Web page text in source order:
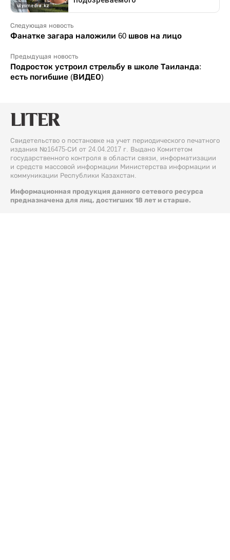
Следующая новость
Фанатке загара наложили 60 швов на лицо
Предыдущая новость
Подросток устроил стрельбу в школе Таиланда:
есть погибшие (ВИДЕО)
Свидетельство о постановке на учет периодического печатного
издания №16475-СИ от 24.04.2017 г. Выдано Комитетом
государственного контроля в области связи, информатизации
и средств массовой информации Министерства информации и
коммуникации Республики Казахстан.
Информационная продукция данного сетевого ресурса
предназначена для лиц, достигших 18 лет и старше.